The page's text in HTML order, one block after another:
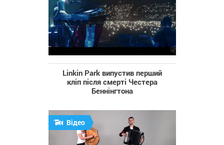
Linkin Park випустив перший
кліп після смерті Честера
Беннінгтона
Відео